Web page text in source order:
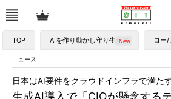
TOP AIを作り動かし守り生かす ロー/
ニュース
生成AI導入で「CIOが懸念する
日本はAI要件をクラウドインフラで満た